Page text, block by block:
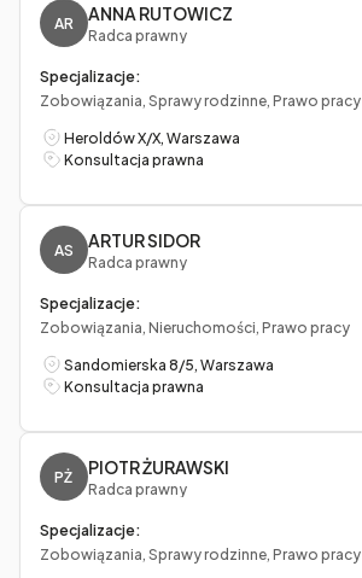
AR ANNA RUTOWICZ
Radca prawny
Specjalizacje:
Zobowiązania, Sprawy rodzinne, Prawo pracy
Heroldów X/X, Warszawa
Konsultacja prawna
AS ARTUR SIDOR
Radca prawny
Specjalizacje:
Zobowiązania, Nieruchomości, Prawo pracy
Sandomierska 8/5, Warszawa
Konsultacja prawna
PŻ PIOTR ŻURAWSKI
Radca prawny
Specjalizacje:
Zobowiązania, Sprawy rodzinne, Prawo pracy